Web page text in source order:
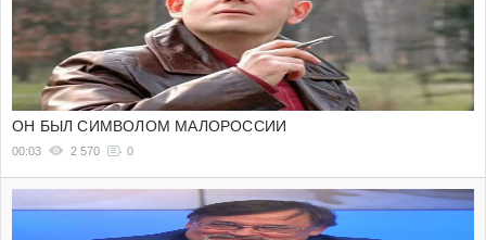
ОН БЫЛ СИМВОЛОМ МАЛОРОССИИ
00:03 2 570 0